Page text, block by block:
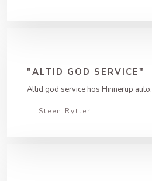
"ALTID GOD SERVICE"
Altid god service hos Hinnerup auto.
Steen Rytter